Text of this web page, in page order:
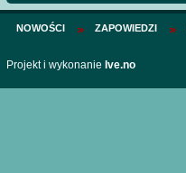
NOWOŚCI ZAPOWIEDZI
Projekt i wykonanie Ive.no